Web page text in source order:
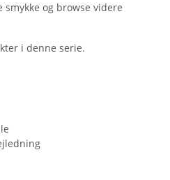
og browse videre
i denne serie.